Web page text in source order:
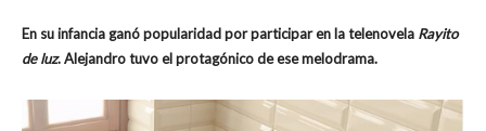
En su infancia ganó popularidad por participar en la telenovela Rayito
de luz. Alejandro tuvo el protagónico de ese melodrama.